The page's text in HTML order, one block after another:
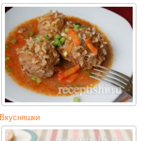
Вкусняшки